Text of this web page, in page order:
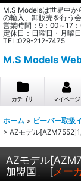
M.S Modelsは世界中か
の輸入、卸販売を行う会
営業時間：9：00～17
定休日：日曜日・月曜日
TEL:029-212-7475
M.S Models
カテゴリ マイページ
ホーム > ビーバー取扱
> AZモデル
AZモデル
加盟国」
[メー